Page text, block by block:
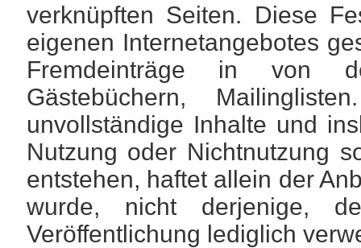
verknüpften Seiten. Diese
eigenen Internetangebotes
Fremdeinträge in von
Gästebüchern,
unvollständige Inhalte und
Nutzung oder Nichtnutzung
entstehen, haftet allein der
wurde, nicht derjenige,
Veröffentlichung lediglich